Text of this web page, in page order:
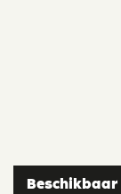
Beschikbaar